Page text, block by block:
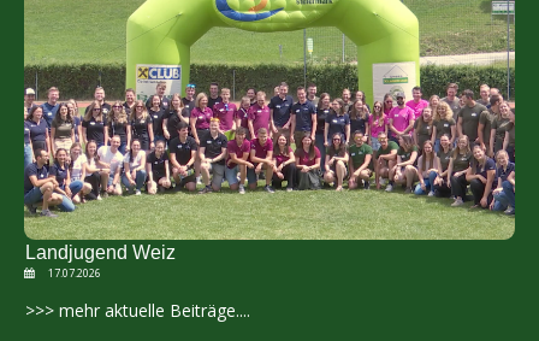
Landjugend Weiz
17.07.2026
>>> mehr aktuelle Beiträge....